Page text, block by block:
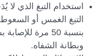
استخدام التبغ الذي
التبغ الغمس أو
بنسبة 50 مرة
وبطانة الشفاه.